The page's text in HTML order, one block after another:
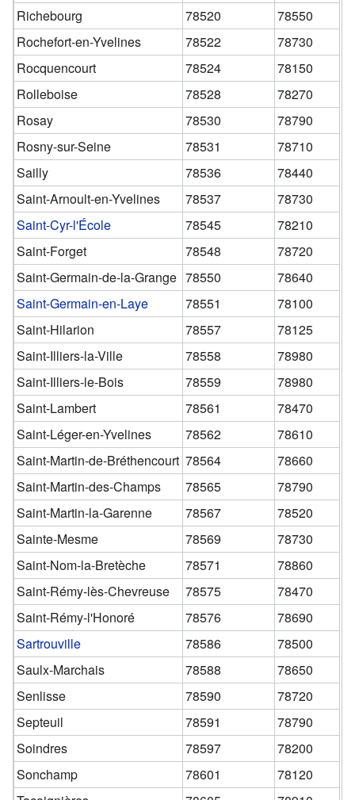
Richebourg
78520
78550
Rochefort-en-Yvelines
78522
78730
Rocquencourt
78524
78150
Rolleboise
78528
78270
Rosay
78530
78790
Rosny-sur-Seine
78531
78710
Sailly
78536
78440
Saint-Arnoult-en-Yvelines
78537
78730
Saint-Cyr-l'École
78545
78210
Saint-Forget
78548
78720
Saint-Germain-de-la-Grange 78550
78640
Saint-Germain-en-Laye
78551
78100
Saint-Hilarion
78557
78125
Saint-Illiers-la-Ville
78558
78980
Saint-Illiers-le-Bois
78559
78980
Saint-Lambert
78561
78470
Saint-Léger-en-Yvelines
78562
78610
Saint-Martin-de-Bréthencourt 78564
78660
Saint-Martin-des-Champs
78565
78790
Saint-Martin-la-Garenne
78567
78520
Sainte-Mesme
78569
78730
Saint-Nom-la-Bretèche
78571
78860
Saint-Rémy-lès-Chevreuse
78575
78470
Saint-Rémy-l'Honoré
78576
78690
Sartrouville
78586
78500
Saulx-Marchais
78588
78650
Senlisse
78590
78720
Septeuil
78591
78790
Soindres
78597
78200
Sonchamp
78601
78120